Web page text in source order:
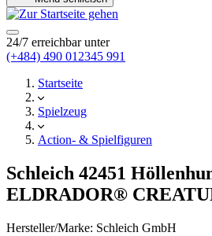
24/7 erreichbar unter
(+484) 490 012345 991
Startseite
Spielzeug
Action- & Spielfiguren
Schleich 42451
ELDRADOR®
Hersteller/Marke: Schleich GmbH